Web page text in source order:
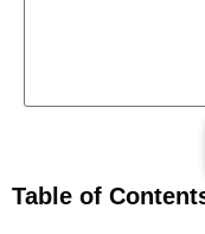
Table of